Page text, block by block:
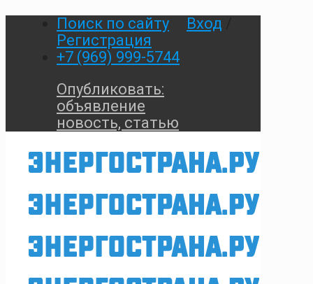
Поиск по сайту Вход
Регистрация
+7 (969) 999-5744
Опубликовать:
объявление
новость, статью